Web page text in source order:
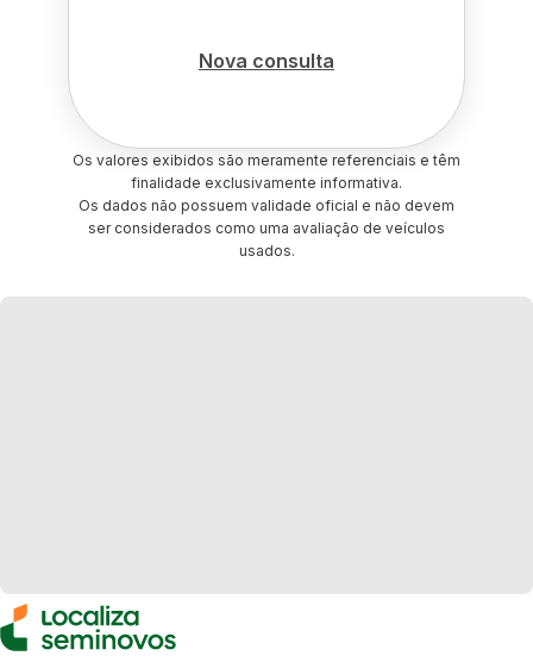
Nova consulta
Os valores exibidos são meramente referenciais e têm
finalidade exclusivamente informativa.
Os dados não possuem validade oficial e não devem
ser considerados como uma avaliação de veículos
usados.